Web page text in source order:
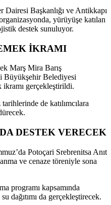
Başkanlığı ve Antikkapı
yürüyüşe katılan
destek sunuluyor.
İKRAMI
Marş Mira Barış
Büyükşehir Belediyesi
ikramı gerçekleştirildi.
de katılımcılara
DESTEK VERECEK
Potoçari Srebrenitsa Anıt
ve cenaze töreniyle sona
programı kapsamında
dağıtımı da gerçekleştirecek.